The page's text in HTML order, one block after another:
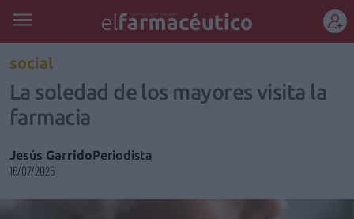
social
La soledad de los mayores visita la
farmacia
Jesús GarridoPeriodista
16/07/2025